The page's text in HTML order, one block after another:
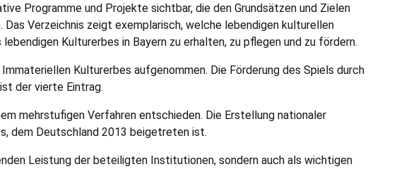
Programme und Projekte sichtbar, die den Grundsätzen und Zielen
Verzeichnis zeigt exemplarisch, welche lebendigen kulturellen
Kulturerbes in Bayern zu erhalten, zu pflegen und zu fördern.
Kulturerbes aufgenommen. Die Förderung des Spiels durch
der vierte Eintrag.
mehrstufigen Verfahren entschieden. Die Erstellung nationaler
dem Deutsch­land 2013 beigetreten ist.
Leistung der beteiligten Institutionen, son­dern auch als wichtigen